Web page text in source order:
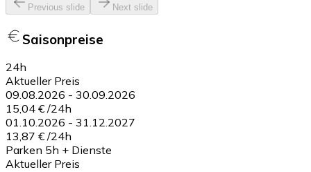
Previous slide Next slide
Saisonpreise
24h
Aktueller Preis
09.08.2026 - 30.09.2026
15,04 € /24h
01.10.2026 - 31.12.2027
13,87 € /24h
Parken 5h + Dienste
Aktueller Preis